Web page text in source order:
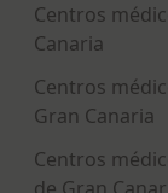
Centros
Canaria
Centros
Gran Canaria
Centros